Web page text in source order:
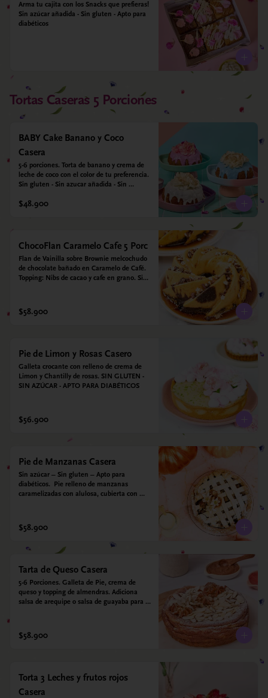
Arma tu cajita con los Snacks que prefieras!
Sin azúcar añadida - Sin gluten - Apto para
diabéticos
Tortas Caseras 5 Porciones
BABY Cake Banano y Coco
Casera
5-6 porciones. Torta de banano y crema de
leche de coco con el color de tu preferencia.
Sin gluten - Sin azucar añadida - Sin
Lacteos
$48.900
ChocoFlan Caramelo Cafe 5 Porc
Flan de Vainilla sobre Brownie melcochudo
de chocolate bañado en Caramelo de Café.
Topping: Nibs de cacao y cafe en grano. Sin
$58.900
Pie de Limon y Rosas Casero
Galleta crocante con relleno de crema de
Limon y Chantilly de rosas. SIN GLUTEN -
SIN AZÚCAR - APTO PARA DIABÉTICOS
$56.900
Pie de Manzanas Casera
Sin azúcar – Sin gluten – Apto para
diabéticos.  Pie relleno de manzanas
caramelizadas con alulosa, cubierta con
de leche de coco y que envuelve todos los
sabores.
$58.900
Tarta de Queso Casera
5-6 Porciones. Galleta de Pie, crema de
queso y topping de almendras. Adiciona
salsa de arequipe o salsa de guayaba para
$58.900
Torta 3 Leches y frutos rojos
Casera